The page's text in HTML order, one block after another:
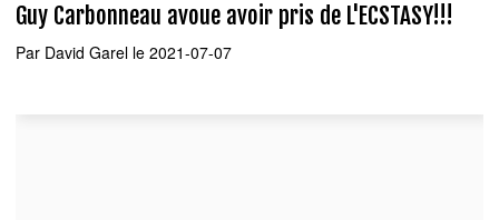
Guy Carbonneau avoue avoir pris de L'ECSTASY!!!
Par David Garel le 2021-07-07